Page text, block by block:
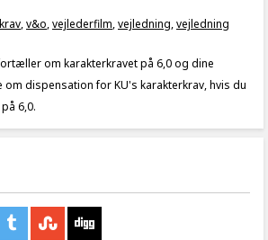
,v&o,vejlederfilm,vejledning,vejledning
om karakterkravet på 6,0 og dine
dispensation for KU's karakterkrav, hvis du
6,0.